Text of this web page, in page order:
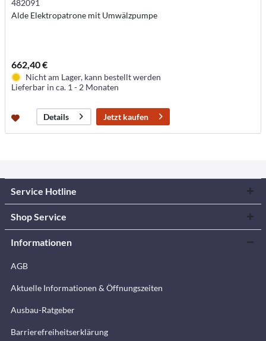
482091
Alde Elektropatrone mit Umwälzpumpe
662,40 €
Nicht am Lager, kann bestellt werden
Lieferbar in ca. 1 - 2 Monaten
Details Jetzt kaufen
Service Hotline
Shop Service
Informationen
AGB
Aktuelle Informationen & Öffnungszeiten
Ausbau-Ratgeber
Barrierefreiheitserklärung